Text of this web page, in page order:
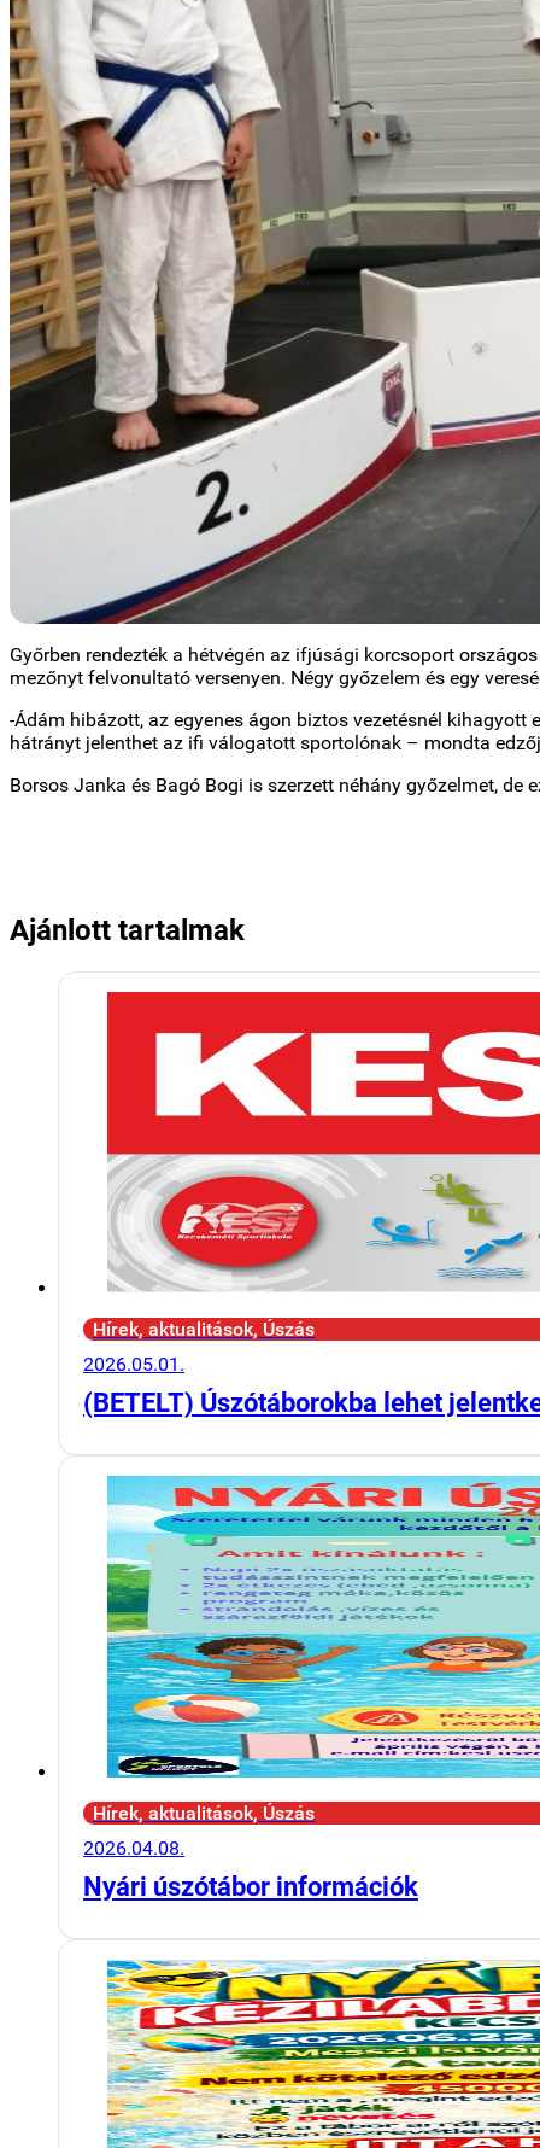
Győrben rendezték a hétvégén az ifjúsági korcsoport
mezőnyt felvonultató versenyen. Négy győzelem és egy
-Ádám hibázott, az egyenes ágon biztos vezetésnél kihagyott
hátrányt jelenthet az ifi válogatott sportolónak – mondta
Borsos Janka és Bagó Bogi is szerzett néhány győzelmet, de
Ajánlott tartalmak
Hírek, aktualitások, Úszás
2026.05.01.
(BETELT) Úszótáborokba lehet
Hírek, aktualitások, Úszás
2026.04.08.
Nyári úszótábor információk